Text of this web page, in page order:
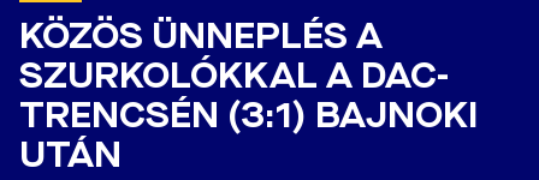
KÖZÖS ÜNNEPLÉS A
SZURKOLÓKKAL A DAC-
TRENCSÉN (3:1) BAJNOKI
UTÁN